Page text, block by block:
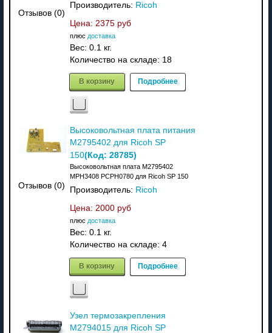
Отзывов (0)
Производитель: Ricoh
Цена: 2375 руб
плюс доставка
Вес: 0.1 кг.
Количество на складе: 18
В корзину Подробнее
Отзывов (0)
Высоковольтная плата питания
M2795402 для Ricoh SP
150(Код: 28785)
Высоковольтная плата M2795402
MPH3408 PCPH0780 для Ricoh SP 150
Производитель: Ricoh
Цена: 2000 руб
плюс доставка
Вес: 0.1 кг.
Количество на складе: 4
В корзину Подробнее
Узел термозакрепления
M2794015 для Ricoh SP